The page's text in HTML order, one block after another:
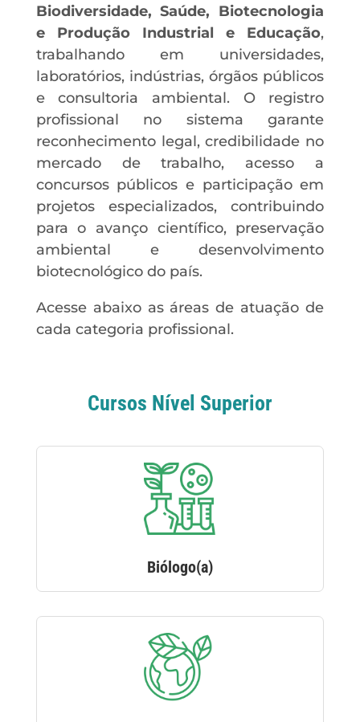
Biodiversidade, Saúde, Biotecnologia
e Produção Industrial e Educação,
trabalhando em universidades,
laboratórios, indústrias, órgãos públicos
e consultoria ambiental. O registro
profissional no sistema garante
reconhecimento legal, credibilidade no
mercado de trabalho, acesso a
concursos públicos e participação em
projetos especializados, contribuindo
para o avanço científico, preservação
ambiental e desenvolvimento
biotecnológico do país.
Acesse abaixo as áreas de atuação de
cada categoria profissional.
Cursos Nível Superior
Biólogo(a)